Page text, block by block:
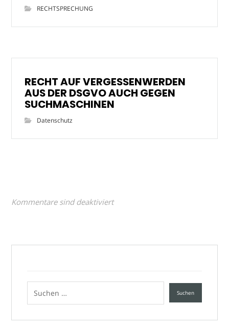
RECHTSPRECHUNG
RECHT AUF VERGESSENWERDEN
AUS DER DSGVO AUCH GEGEN
SUCHMASCHINEN
Datenschutz
Kommentare sind deaktiviert